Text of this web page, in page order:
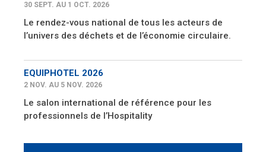
30 SEPT. AU 1 OCT. 2026
Le rendez-vous national de tous les acteurs de
l’univers des déchets et de l’économie circulaire.
EQUIPHOTEL 2026
2 NOV. AU 5 NOV. 2026
Le salon international de référence pour les
professionnels de l’Hospitality